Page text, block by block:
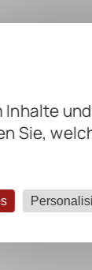
Sie,